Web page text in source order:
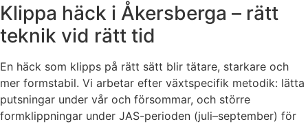
Klippa häck i Åkersberga – rätt
teknik vid rätt tid
En häck som klipps på rätt sätt blir tätare, starkare och
mer formstabil. Vi arbetar efter växtspecifik metodik: lätta
putsningar under vår och försommar, och större
formklippningar under JAS-perioden (juli–september) för